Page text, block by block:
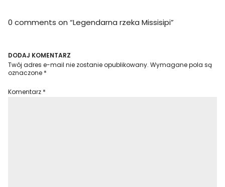
0 comments on “Legendarna rzeka Missisipi”
DODAJ KOMENTARZ
Twój adres e-mail nie zostanie opublikowany. Wymagane pola są
oznaczone *
Komentarz *